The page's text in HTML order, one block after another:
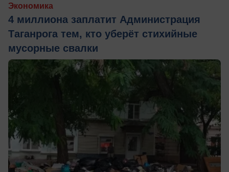
Экономика
4 миллиона заплатит Администрация
Таганрога тем, кто уберёт стихийные
мусорные свалки